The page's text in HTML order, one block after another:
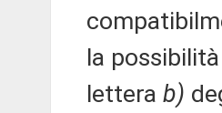
la
lettera b)